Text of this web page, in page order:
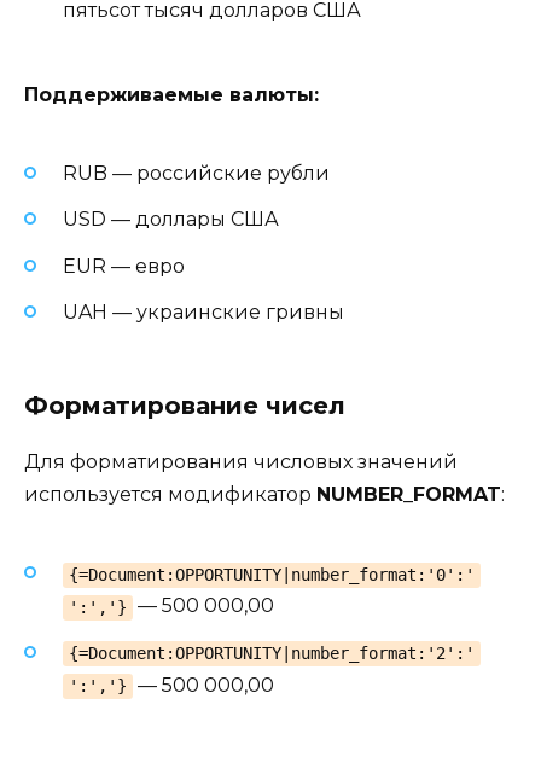
пятьсот тысяч долларов США
Поддерживаемые валюты:
RUB — российские рубли
USD — доллары США
EUR — евро
UAH — украинские гривны
Форматирование чисел
Для форматирования числовых значений
используется модификатор NUMBER_FORMAT:
{=Document:OPPORTUNITY|number_format:'0':'
':','}
— 500 000,00
{=Document:OPPORTUNITY|number_format:'2':'
':','}
— 500 000,00